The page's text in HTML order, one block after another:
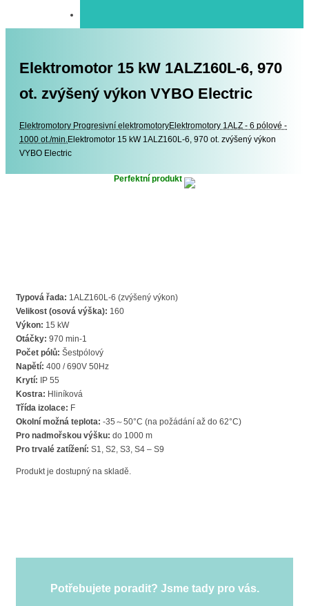
Elektromotor 15 kW 1ALZ160L-6, 970
ot. zvýšený výkon VYBO Electric
Elektromotory Elektromotory
Progresivní elektromotoryElektromotory 1ALZ - 6 pólové -
1000 ot./min.Elektromotor 15 kW 1ALZ160L-6, 970 ot. zvýšený výkon
VYBO Electric
Perfektní produkt
Typová řada: 1ALZ160L-6 (zvýšený výkon)
Velikost (osová výška): 160
Výkon: 15 kW
Otáčky: 970 min-1
Počet pólů: Šestpólový
Napětí: 400 / 690V 50Hz
Krytí: IP 55
Kostra: Hliníková
Třída izolace: F
Okolní možná teplota: -35～50°C (na požádání až do 62°C)
Pro nadmořskou výšku: do 1000 m
Pro trvalé zatížení: S1, S2, S3, S4 – S9
Produkt je dostupný na skladě.
Potřebujete poradit? Jsme tady pro vás.